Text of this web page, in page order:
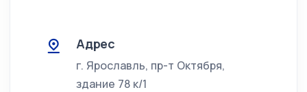
Адрес
г. Ярославль, пр-т Октября,
здание 78 к/1